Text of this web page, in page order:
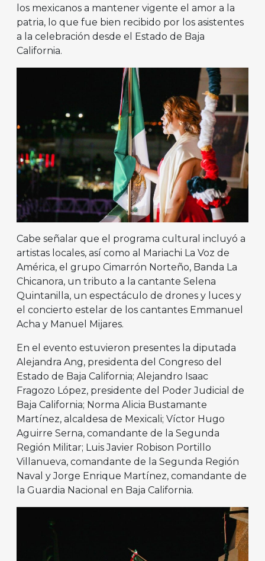
los mexicanos a mantener vigente el amor a la
patria, lo que fue bien recibido por los asistentes
a la celebración desde el Estado de Baja
California.
Cabe señalar que el programa cultural incluyó a
artistas locales, así como al Mariachi La Voz de
América, el grupo Cimarrón Norteño, Banda La
Chicanora, un tributo a la cantante Selena
Quintanilla, un espectáculo de drones y luces y
el concierto estelar de los cantantes Emmanuel
Acha y Manuel Mijares.
En el evento estuvieron presentes la diputada
Alejandra Ang, presidenta del Congreso del
Estado de Baja California; Alejandro Isaac
Fragozo López, presidente del Poder Judicial de
Baja California; Norma Alicia Bustamante
Martínez, alcaldesa de Mexicali; Víctor Hugo
Aguirre Serna, comandante de la Segunda
Región Militar; Luis Javier Robison Portillo
Villanueva, comandante de la Segunda Región
Naval y Jorge Enrique Martínez, comandante de
la Guardia Nacional en Baja California.